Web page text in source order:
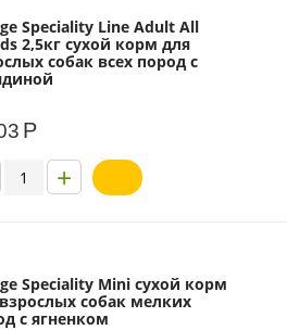
Speciality Line Adult All
2,5кг сухой корм для
собак всех пород с
Р
+
Speciality Mini сухой корм
собак мелких
с ягненком